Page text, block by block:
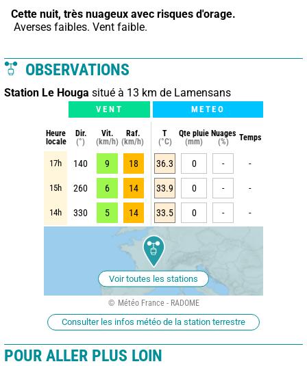
Cette nuit, très nuageux avec risques d'orage.
Averses faibles. Vent faible.
OBSERVATIONS
Station Le Houga situé à 13 km de Lamensans
VENT METEO
Heure
locale
Dir.
(°)
Vit.
(km/h)
Raf.
(km/h)
T
(°C)
Qte pluie
(mm)
Nuages
(%)
Temps
17h 140 9 18 36.3 0 - -
15h 260 6 14 33.9 0 - -
14h 330 5 14 33.5 0 - -
Voir toutes les stations
Météo France - RADOME
Consulter les infos météo de la station terrestre
POUR ALLER PLUS LOIN